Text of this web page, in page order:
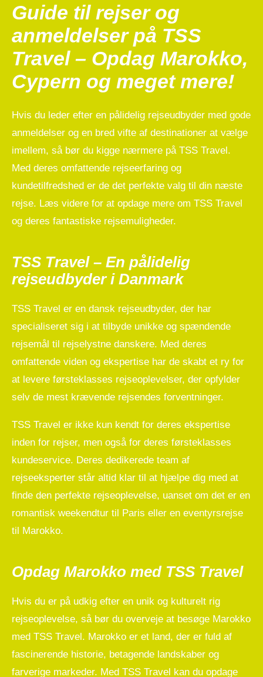
Guide til rejser og
anmeldelser på TSS
Travel – Opdag Marokko,
Cypern og meget mere!
Hvis du leder efter en pålidelig rejseudbyder med gode
anmeldelser og en bred vifte af destinationer at vælge
imellem, så bør du kigge nærmere på TSS Travel.
Med deres omfattende rejseerfaring og
kundetilfredshed er de det perfekte valg til din næste
rejse. Læs videre for at opdage mere om TSS Travel
og deres fantastiske rejsemuligheder.
TSS Travel – En pålidelig
rejseudbyder i Danmark
TSS Travel er en dansk rejseudbyder, der har
specialiseret sig i at tilbyde unikke og spændende
rejsemål til rejselystne danskere. Med deres
omfattende viden og ekspertise har de skabt et ry for
at levere førsteklasses rejseoplevelser, der opfylder
selv de mest krævende rejsendes forventninger.
TSS Travel er ikke kun kendt for deres ekspertise
inden for rejser, men også for deres førsteklasses
kundeservice. Deres dedikerede team af
rejseeksperter står altid klar til at hjælpe dig med at
finde den perfekte rejseoplevelse, uanset om det er en
romantisk weekendtur til Paris eller en eventyrsrejse
til Marokko.
Opdag Marokko med TSS Travel
Hvis du er på udkig efter en unik og kulturelt rig
rejseoplevelse, så bør du overveje at besøge Marokko
med TSS Travel. Marokko er et land, der er fuld af
fascinerende historie, betagende landskaber og
farverige markeder. Med TSS Travel kan du opdage